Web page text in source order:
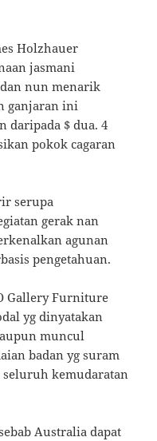
Holzhauer
jasmani
nun menarik
ganjaran ini
daripada $ dua. 4
pokok cagaran
serupa
gerak nan
agunan
pengetahuan.
Gallery Furniture
yg dinyatakan
muncul
badan yg suram
kemudaratan
Australia dapat